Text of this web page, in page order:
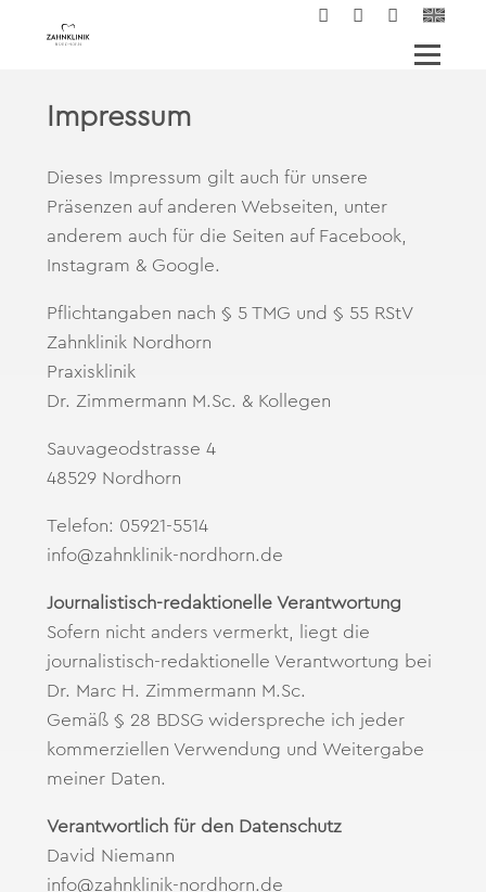
Impressum
Dieses Impressum gilt auch für unsere
Präsenzen auf anderen Webseiten, unter
anderem auch für die Seiten auf Facebook,
Instagram & Google.
Pflichtangaben nach § 5 TMG und § 55 RStV
Zahnklinik Nordhorn
Praxisklinik
Dr. Zimmermann M.Sc. & Kollegen
Sauvageodstrasse 4
48529 Nordhorn
Telefon: 05921-5514
info@zahnklinik-nordhorn.de
Journalistisch-redaktionelle Verantwortung
Sofern nicht anders vermerkt, liegt die
journalistisch-redaktionelle Verantwortung bei
Dr. Marc H. Zimmermann M.Sc.
Gemäß § 28 BDSG widerspreche ich jeder
kommerziellen Verwendung und Weitergabe
meiner Daten.
Verantwortlich für den Datenschutz
David Niemann
info@zahnklinik-nordhorn.de